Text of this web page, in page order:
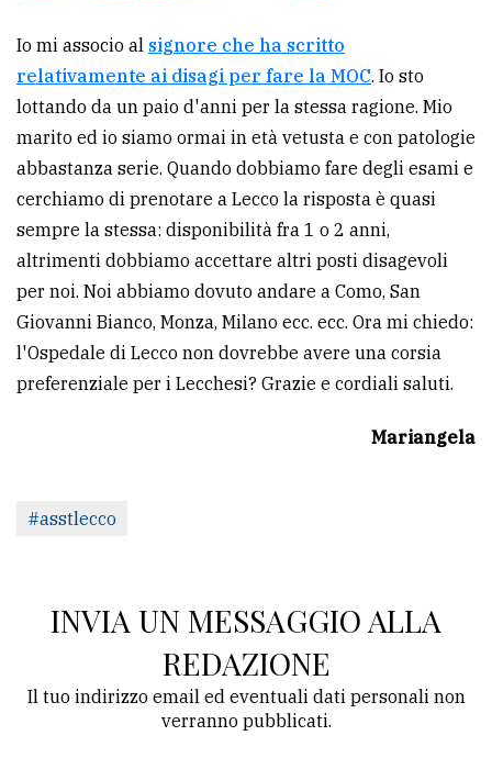
la
tua
pubblicità
CERCA
Cerca
per
comune
Ricerca
avanzata
Privacy
Io mi associo al signore che ha scritto
relativamente ai disagi per fare la MOC. Io sto
lottando da un paio d'anni per la stessa ragione. Mio
marito ed io siamo ormai in età vetusta e con patologie
abbastanza serie. Quando dobbiamo fare degli esami e
cerchiamo di prenotare a Lecco la risposta è quasi
sempre la stessa: disponibilità fra 1 o 2 anni,
altrimenti dobbiamo accettare altri posti disagevoli
per noi. Noi abbiamo dovuto andare a Como, San
Giovanni Bianco, Monza, Milano ecc. ecc. Ora mi chiedo:
l'Ospedale di Lecco non dovrebbe avere una corsia
preferenziale per i Lecchesi? Grazie e cordiali saluti.
Mariangela
#asstlecco
INVIA UN MESSAGGIO ALLA
REDAZIONE
Il tuo indirizzo email ed eventuali dati personali non
verranno pubblicati.